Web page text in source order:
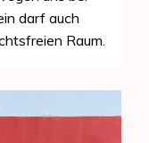
darf auch
Raum.